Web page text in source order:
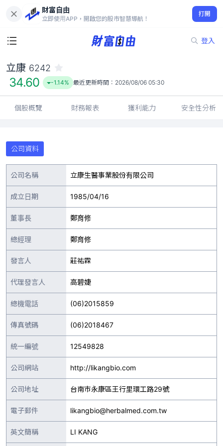
財富自由
立即使用APP，開啟您的股市智慧導航！
打開
登入
34.60
-1.14%
立康 6242
34.60 -1.14% 最近更新時間： 2026/08/06 05:30
個股概覽 財務報表 獲利能力 安全性分析
公司資料
公司名稱 立康生醫事業股份有限公司
成立日期 1985/04/16
董事長 鄭育修
總經理 鄭育修
發言人 莊祐霖
代理發言人 高碧婕
總機電話 (06)2015859
傳真號碼 (06)2018467
統一編號 12549828
公司網站 http://likangbio.com
公司地址 台南巿永康區王行里環工路29號
電子郵件 likangbio@herbalmed.com.tw
英文簡稱 LI KANG